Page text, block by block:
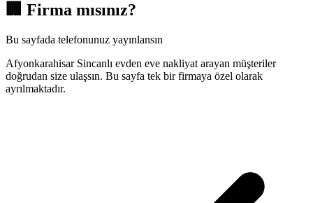
🏢 Firma mısınız?
Bu sayfada telefonunuz yayınlansın
Afyonkarahisar Sincanlı evden eve nakliyat arayan müşteriler
doğrudan size ulaşsın. Bu sayfa tek bir firmaya özel olarak
ayrılmaktadır.